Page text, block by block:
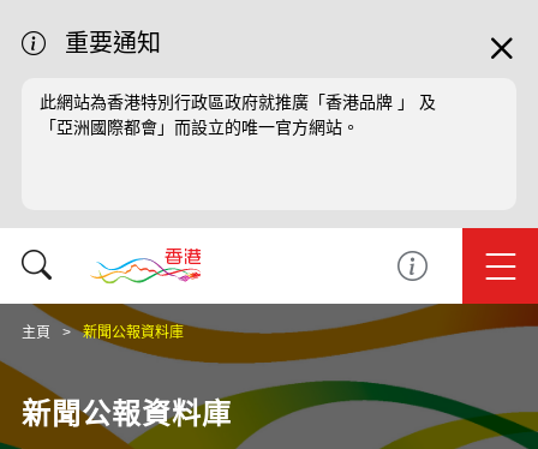
重要通知
此網站為香港特別行政區政府就推廣「香港品牌 」 及
「亞洲國際都會」而設立的唯一官方網站。
主頁 新聞公報資料庫
新聞公報資料庫